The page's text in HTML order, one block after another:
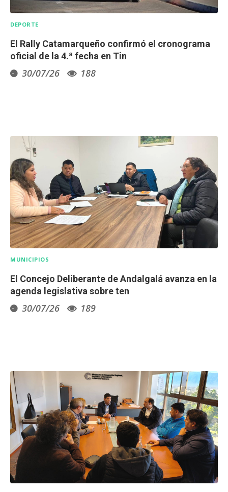
DEPORTE
El Rally Catamarqueño confirmó el cronograma
oficial de la 4.ª fecha en Tin
30/07/26 188
MUNICIPIOS
El Concejo Deliberante de Andalgalá avanza en la
agenda legislativa sobre ten
30/07/26 189